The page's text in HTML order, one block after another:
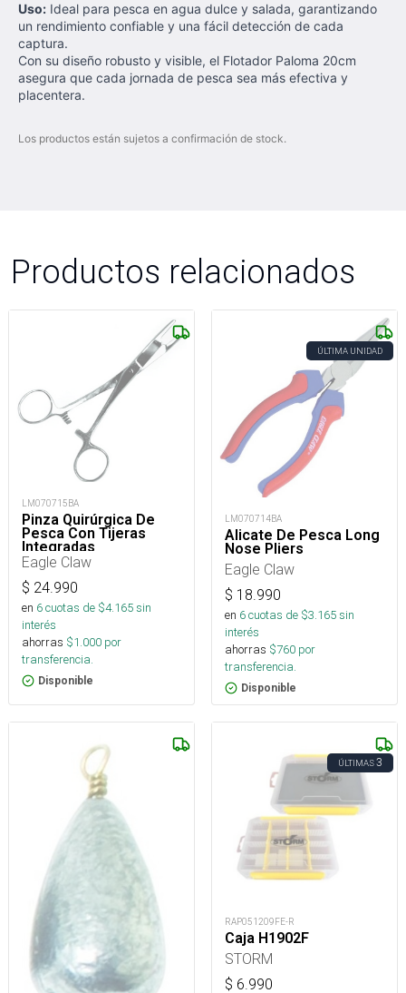
Uso: Ideal para pesca en agua dulce y salada, garantizando
un rendimiento confiable y una fácil detección de cada
captura.
Con su diseño robusto y visible, el Flotador Paloma 20cm
asegura que cada jornada de pesca sea más efectiva y
placentera.
Los productos están sujetos a confirmación de stock.
Productos relacionados
LM070715BA
Pinza Quirúrgica De
Pesca Con Tijeras
Integradas
Eagle Claw
$ 24.990
en 6cuotas de $4.165sin
interés
ahorras $1.000 por
transferencia.
Disponible
ÚLTIMA UNIDAD
LM070714BA
Alicate De Pesca Long
Nose Pliers
Eagle Claw
$ 18.990
en 6cuotas de $3.165sin
interés
ahorras $760 por
transferencia.
Disponible
ÚLTIMAS3
RAP051209FE-R
Caja H1902F
STORM
$ 6.990